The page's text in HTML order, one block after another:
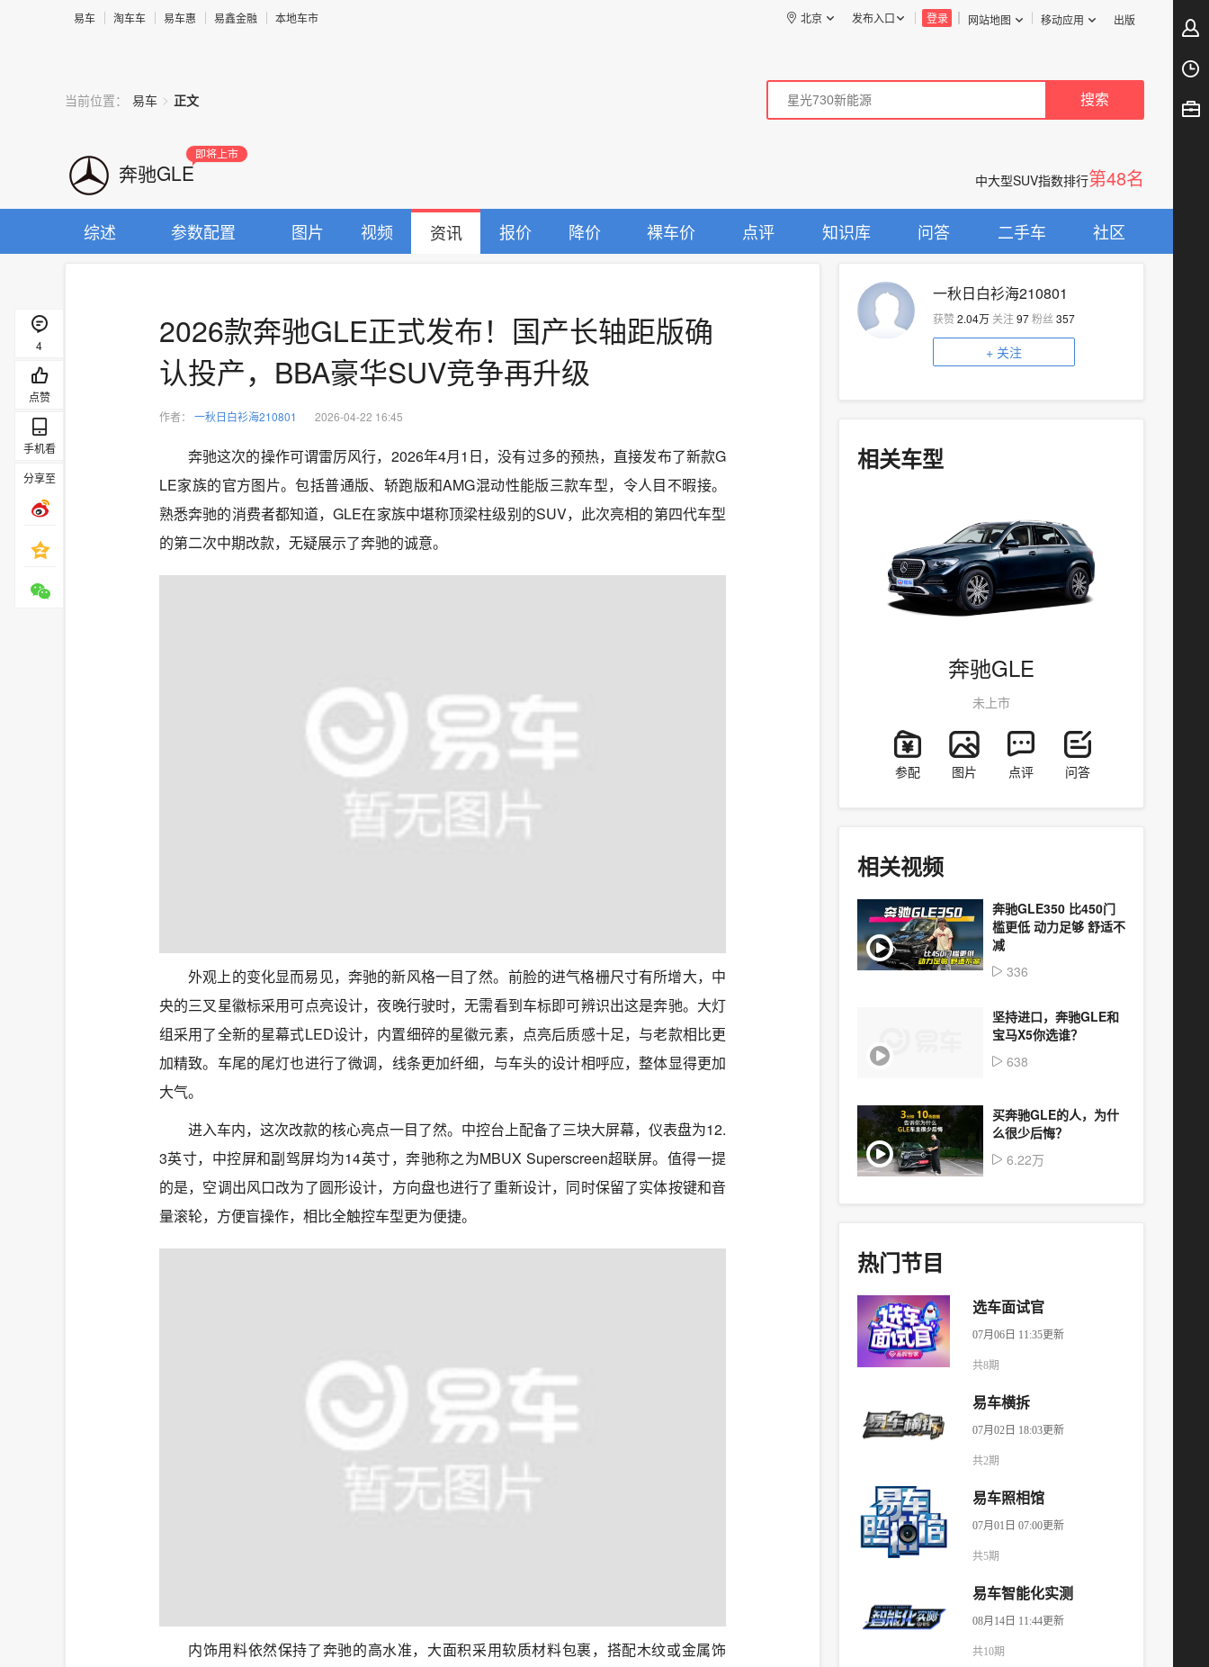
易车 淘车车 易车惠 易鑫金融 本地车市 网站地图 移动应用 出版
登录
发布入口
北京
当前位置： 易车 > 正文
奔驰GLE
即将上市
中大型SUV指数排行第48名
综述 参数配置 图片 视频 资讯 报价 降价 裸车价 点评 知识库 问答 二手车 社区
4
点赞
手机看
分享至
2026款奔驰GLE正式发布！国产长轴距版确
认投产，BBA豪华SUV竞争再升级
作者： 一秋日白衫海210801 2026-04-22 16:45
奔驰这次的操作可谓雷厉风行，2026年4月1日，没有过多的预热，直接发布了新款G
LE家族的官方图片。包括普通版、轿跑版和AMG混动性能版三款车型，令人目不暇接。
熟悉奔驰的消费者都知道，GLE在家族中堪称顶梁柱级别的SUV，此次亮相的第四代车型
的第二次中期改款，无疑展示了奔驰的诚意。
外观上的变化显而易见，奔驰的新风格一目了然。前脸的进气格栅尺寸有所增大，中
央的三叉星徽标采用可点亮设计，夜晚行驶时，无需看到车标即可辨识出这是奔驰。大灯
组采用了全新的星幕式LED设计，内置细碎的星徽元素，点亮后质感十足，与老款相比更
加精致。车尾的尾灯也进行了微调，线条更加纤细，与车头的设计相呼应，整体显得更加
大气。
进入车内，这次改款的核心亮点一目了然。中控台上配备了三块大屏幕，仪表盘为12.
3英寸，中控屏和副驾屏均为14英寸，奔驰称之为MBUX Superscreen超联屏。值得一提
的是，空调出风口改为了圆形设计，方向盘也进行了重新设计，同时保留了实体按键和音
量滚轮，方便盲操作，相比全触控车型更为便捷。
内饰用料依然保持了奔驰的高水准，大面积采用软质材料包裹，搭配木纹或金属饰
一秋日白衫海210801
获赞2.04万 关注 97粉丝 357
+ 关注
相关车型
奔驰GLE
未上市
参配 图片 点评 问答
相关视频
奔驰GLE350 比450门
槛更低 动力足够 舒适不
减
336
坚持进口，奔驰GLE和
宝马X5你选谁？
638
买奔驰GLE的人，为什
么很少后悔？
6.22万
热门节目
选车面试官
07月06日 11:35更新
共8期
易车横拆
07月02日 18:03更新
共2期
易车照相馆
07月01日 07:00更新
共5期
易车智能化实测
08月14日 11:44更新
共10期